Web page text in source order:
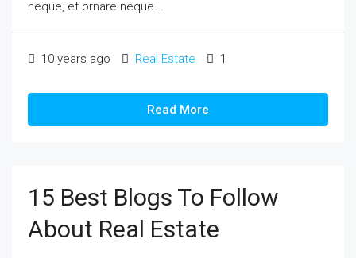
neque, et ornare neque...
10 years ago Real Estate 1
Read More
15 Best Blogs To Follow
About Real Estate